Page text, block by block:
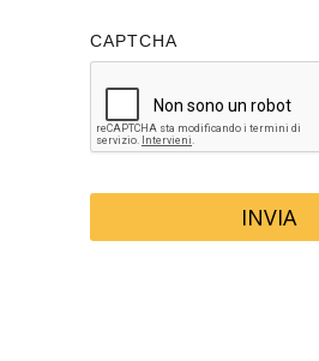
CAPTCHA